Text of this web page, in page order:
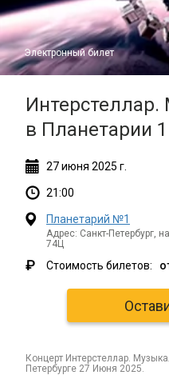
в Планетарии 1
Электронный билет
27июня 2025 г.
21:00
Планетарий №1
Адрес: Санкт-Петербург,
74Ц
₽ Стоимость билетов:
концерт Интерстеллар. Музыкальное шоу в Планетарии 1 в Санкт-
Петербурге 27 Июня 2025.